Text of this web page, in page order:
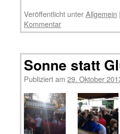
Veröffentlicht unterAllgemein |
Kommentar
Sonne statt
Publiziert am 29. Oktober